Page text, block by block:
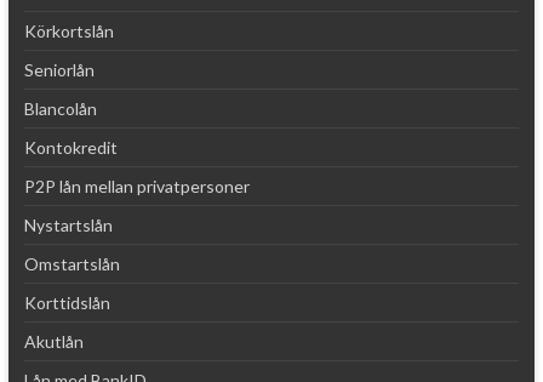
Körkortslån
Seniorlån
Blancolån
Kontokredit
P2P lån mellan privatpersoner
Nystartslån
Omstartslån
Korttidslån
Akutlån